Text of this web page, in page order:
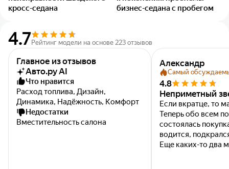
кросс-седана
бизнес-седана с пробегом
4.7Рейтинг модели на основе 223 отзывов
Главное из отзывов
Авто.ру AI
Что нравится
Расход топлива, Дизайн,
Динамика, Надёжность, Комфорт
Недостатки
Вместительность салона
Александр
Самый
4.8
Неприметный
Если вкратце, то
Теперь обо всем по
состоялась
водится,
Еще каких-то два